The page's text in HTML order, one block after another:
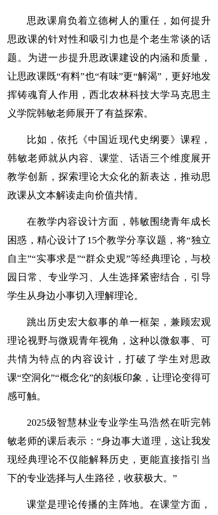
思政课肩负着立德树人的重任，如何提升
思政课的针对性和吸引力也是个老生常谈的话
题。为进一步提升思政课建设的内涵和质量，
让思政课既“有料”也“有味”更“解渴”，更好地发
挥铸魂育人作用，西北农林科技大学马克思主
义学院韩敏老师展开了有益探索。
比如，依托《中国近现代史纲要》课程，
韩敏老师就从内容、课堂、话语三个维度展开
教学创新，探索理论大众化的新表达，推动思
政课从文本解读走向价值共情。
在教学内容设计方面，韩敏围绕青年成长
困惑，精心设计了15个教学分享议题，将“独立
自主”“实事求是”“群众史观”等经典理论，与校
园日常、专业学习、人生选择紧密结合，引导
学生从身边小事切入理解理论。
跳出历史宏大叙事的单一框架，兼顾宏观
理论视野与微观青年视角，这种以微叙事、可
共情为特点的内容设计，打破了学生对思政
课“空洞化”“概念化”的刻板印象，让理论变得可
感可触。
2025级智慧林业专业学生马浩然在听完韩
敏老师的课后表示：“身边事大道理，这让我发
现经典理论不仅能解释历史，更能直接指引当
下的专业选择与人生路径，收获极大。”
课堂是理论传播的主阵地。在课堂方面，